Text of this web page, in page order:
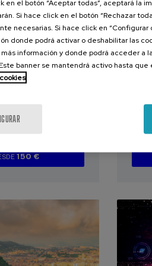
Exotic
and
MC)
... 150 €
Últimas
plazas
Gratuito
Fecha
pasada
Lista
de
Plazo
de
09.
XI
en el botón “Aceptar todas”, aceptará la
Si hace click en el botón “Rechazar
necesarias. Si hace click en “Configurar
donde podrá activar o deshabilitar las
información y donde podrá acceder a
banner se mantendrá activo hasta